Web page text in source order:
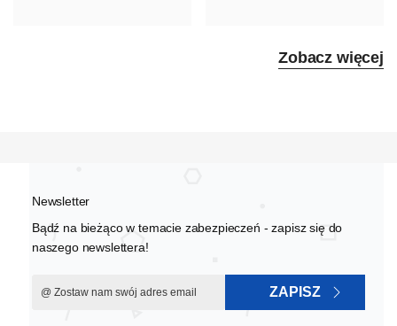
Zobacz więcej
Newsletter
Bądź na bieżąco w temacie zabezpieczeń - zapisz się do
naszego newslettera!
ZAPISZ